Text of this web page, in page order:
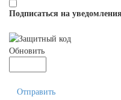
Подписаться на
Обновить
Отправить